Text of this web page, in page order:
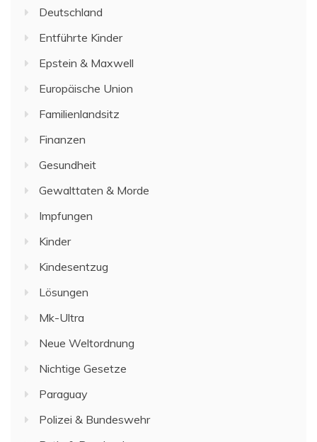
Deutschland
Entführte Kinder
Epstein & Maxwell
Europäische Union
Familienlandsitz
Finanzen
Gesundheit
Gewalttaten & Morde
Impfungen
Kinder
Kindesentzug
Lösungen
Mk-Ultra
Neue Weltordnung
Nichtige Gesetze
Paraguay
Polizei & Bundeswehr